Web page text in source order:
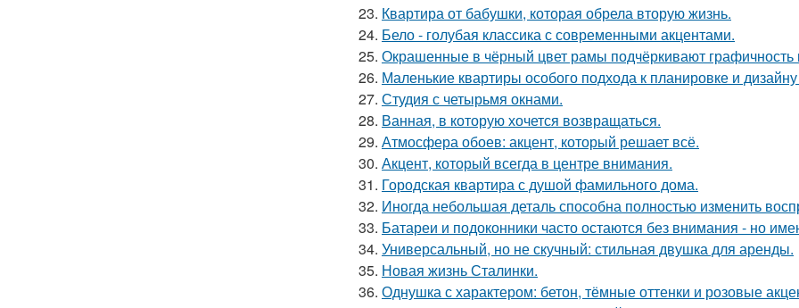
23. Квартира от бабушки, которая обрела вторую жизнь.
24. Бело - голубая классика с современными акцентами.
25. Окрашенные в чёрный цвет рамы подчёркивают графичность
26. Маленькие квартиры особого подхода к планировке и
27. Студия с четырьмя окнами.
28. Ванная, в которую хочется возвращаться.
29. Атмосфера обоев: акцент, который решает всё.
30. Акцент, который всегда в центре внимания.
31. Городская квартира с душой фамильного дома.
32. Иногда небольшая деталь способна полностью изменить
33. Батареи и подоконники часто остаются без внимания - но
34. Универсальный, но не скучный: стильная двушка для аренды.
35. Новая жизнь Сталинки.
36. Однушка с характером: бетон, тёмные оттенки и розовые